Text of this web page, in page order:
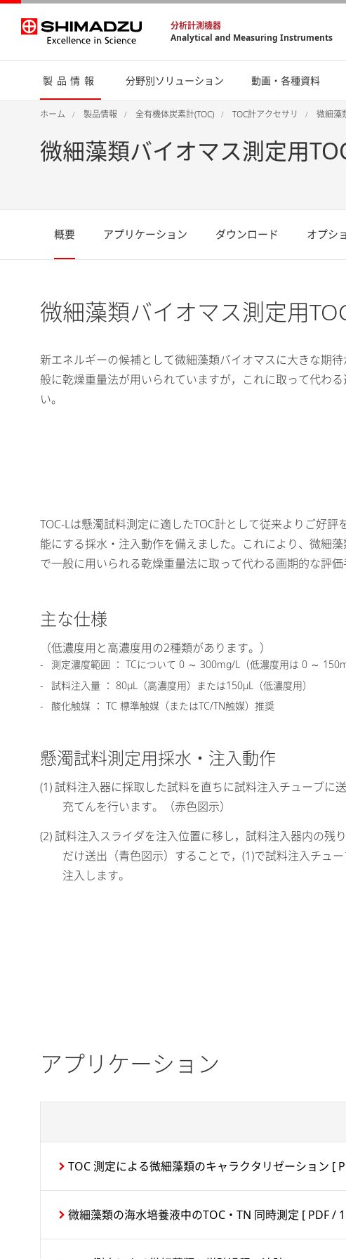
分析計測機器
Analytical and Measuring Instruments
製品情報 分野別ソリューション 動画・各種資料
ホーム 製品情報 全有機体炭素計(TOC) TOC計アクセサリ 微細藻
微細藻類バイオマス測定用
概要 アプリケーション ダウンロード オプシ
微細藻類バイオマス測定用
新エネルギーの候補として微細藻類バイオマスに大きな期
般に乾燥重量法が用いられていますが，これに取って代わ
い。
TOC-Lは懸濁試料測定に適したTOC計として従来よりご好
能にする採水・注入動作を備えました。これにより、微細
で一般に用いられる乾燥重量法に取って代わる画期的な評
主な仕様
（低濃度用と高濃度用の2種類があります。）
測定濃度範囲 ： TCについて 0 ～ 300mg/L（低濃度用は 0 ～
試料注入量 ： 80μL（高濃度用）または150μL（低濃度用）
酸化触媒 ： TC 標準触媒（またはTC/TN触媒）推奨
懸濁試料測定用採水・注入動作
(1) 試料注入器に採取した試料を直ちに試料注入チューブに
充てんを行います。（赤色図示）
(2) 試料注入スライダを注入位置に移し，試料注入器内の残
だけ送出（青色図示）することで，(1)で試料注入チュ
注入します。
アプリケーション
TOC 測定による微細藻類のキャラクタリゼーション [
微細藻類の海水培養液中のTOC・TN 同時測定 [ PDF /